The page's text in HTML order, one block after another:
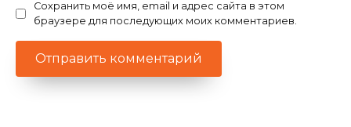
Сохранить моё имя, email и адрес сайта в этом
браузере для последующих моих комментариев.